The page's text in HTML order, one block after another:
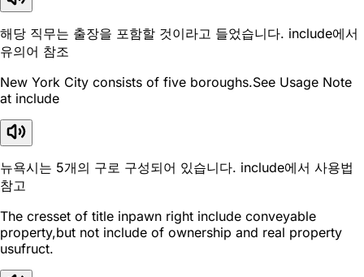
해당 직무는 출장을 포함할 것이라고 들었습니다. include에서
유의어 참조
New York City consists of five boroughs.See Usage Note
at include
뉴욕시는 5개의 구로 구성되어 있습니다. include에서 사용법
참고
The cresset of title inpawn right include conveyable
property,but not include of ownership and real property
usufruct.